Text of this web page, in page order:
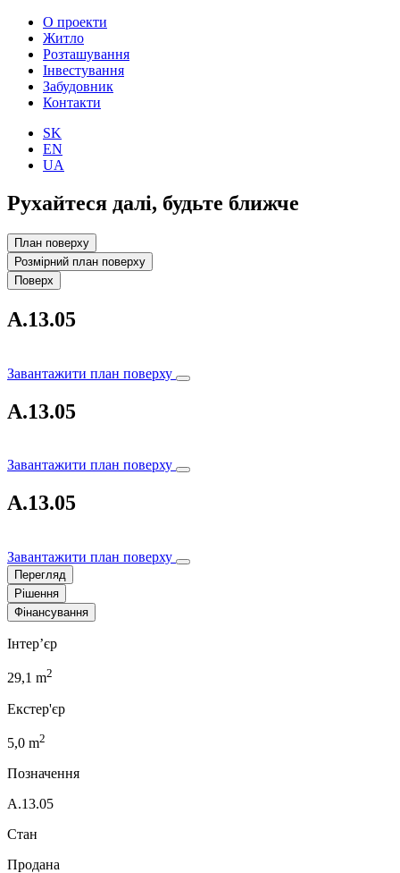
О проекти
Житло
Розташування
Інвестування
Забудовник
Контакти
SK
EN
UA
Рухайтеся далі, будьте ближче
План поверху
Розмірний план поверху
Поверх
A.13.05
Завантажити план поверху
A.13.05
Завантажити план поверху
A.13.05
Завантажити план поверху
Перегляд
Рішення
Фінансування
Інтер’єр
29,1 m2
Екстер'єр
5,0 m2
Позначення
A.13.05
Стан
Продана